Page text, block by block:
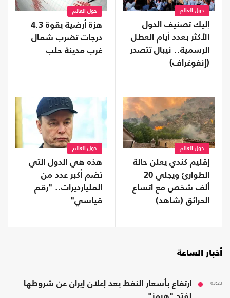
حول العالم
إليك تصنيف الدول
الأكثر بعدد أيام العطل
الرسمية.. نيبال تتصدر
(إنفوغراف)
حول العالم
هزة أرضية بقوة 4.3
درجات تضرب شمال
غرب مدينة حلب
حول العالم
إقليم كندي يعلن حالة
الطوارئ ويجلي 20
ألف شخص مع اتساع
الحرائق (شاهد)
حول العالم
هذه هي الدول التي
تضم أكبر عدد من
المليارديرات.. "رقم
قياسي"
أخبار الساعة
03:23
ارتفاع بأسعار النفط بعد إعلان إيران عن شروطها